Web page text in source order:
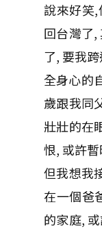
說來好笑,
回台灣了,
了, 要我
全身心的
歲跟我同
壯壯的在
恨, 或許
但我想我
在一個爸
的家庭,